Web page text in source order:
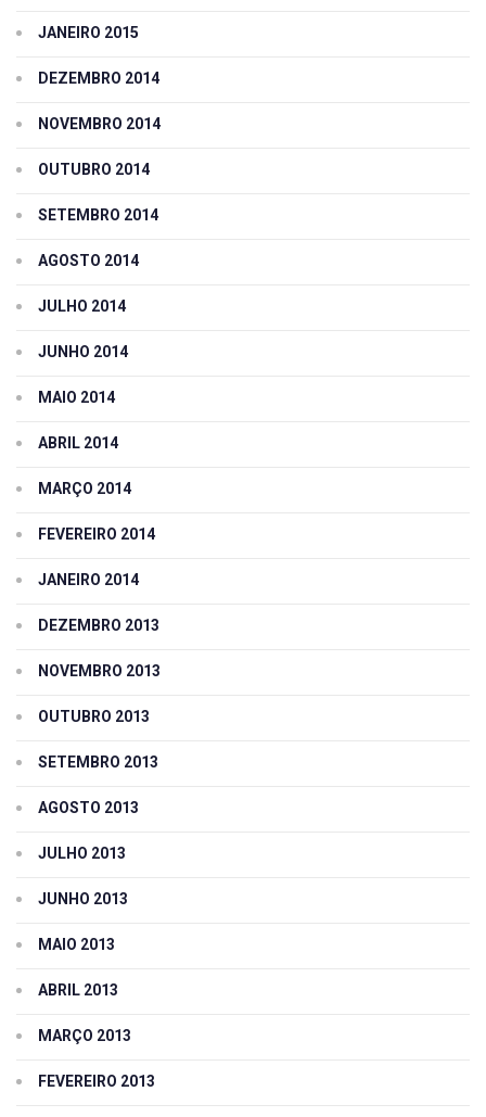
JANEIRO 2015
DEZEMBRO 2014
NOVEMBRO 2014
OUTUBRO 2014
SETEMBRO 2014
AGOSTO 2014
JULHO 2014
JUNHO 2014
MAIO 2014
ABRIL 2014
MARÇO 2014
FEVEREIRO 2014
JANEIRO 2014
DEZEMBRO 2013
NOVEMBRO 2013
OUTUBRO 2013
SETEMBRO 2013
AGOSTO 2013
JULHO 2013
JUNHO 2013
MAIO 2013
ABRIL 2013
MARÇO 2013
FEVEREIRO 2013